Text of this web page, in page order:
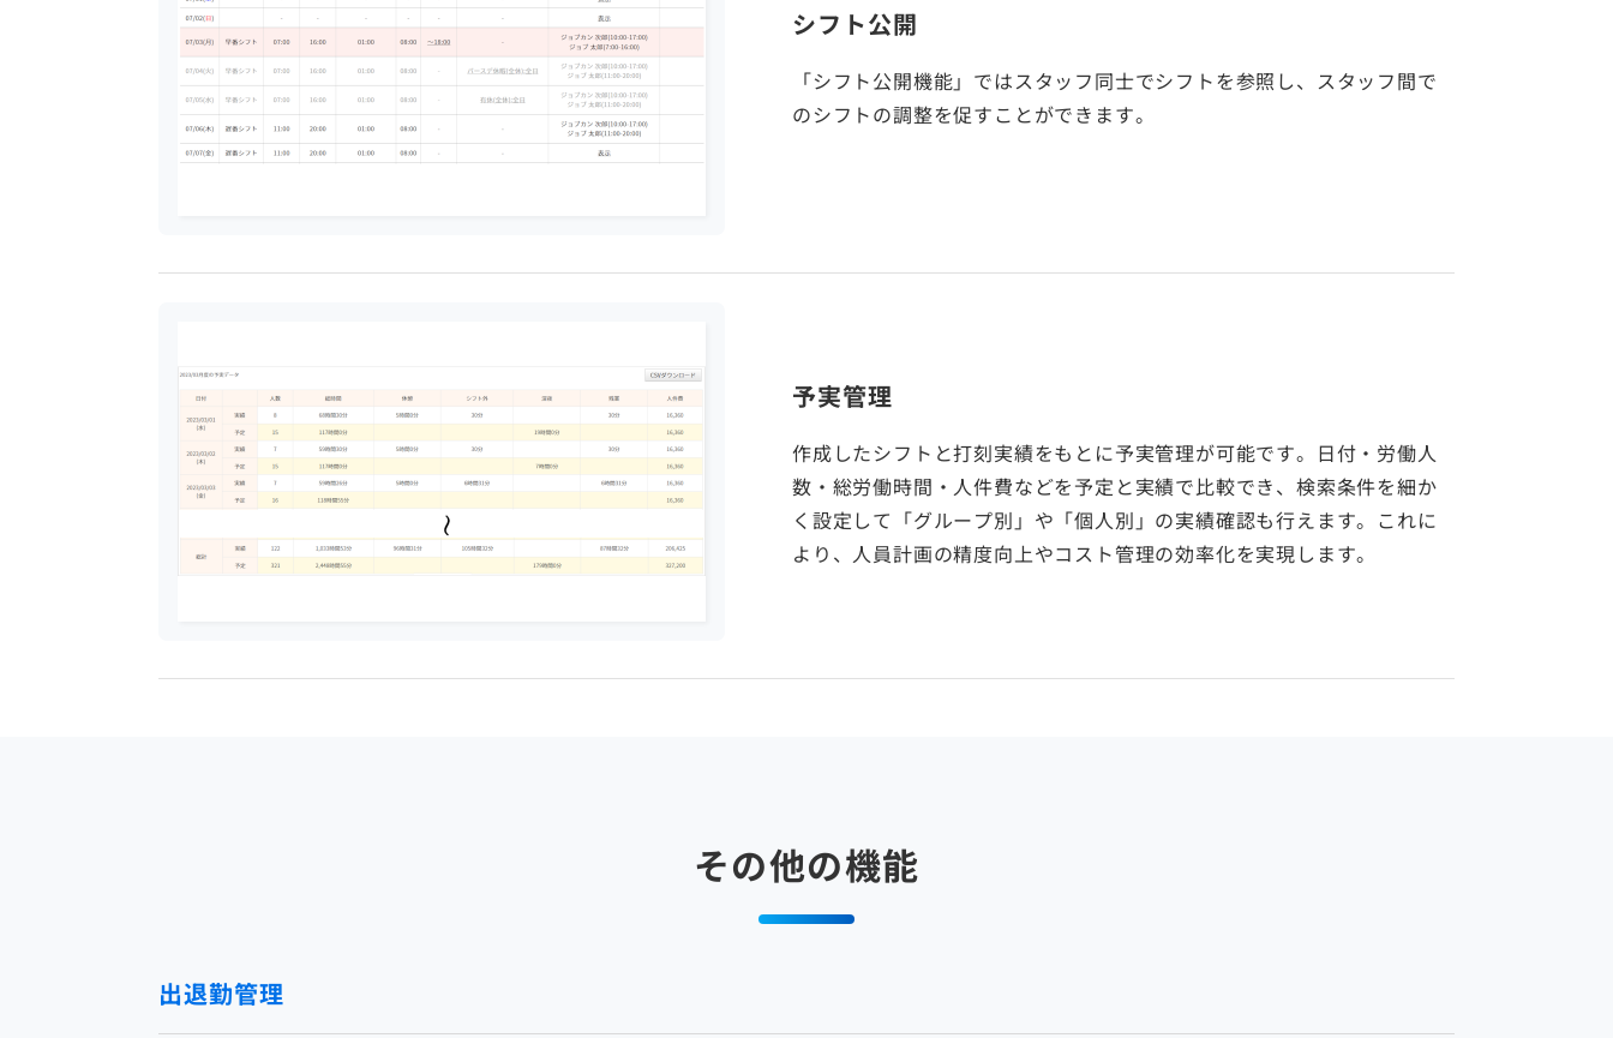
シフト公開
「シフト公開機能」ではスタッフ同士でシフトを参照し、スタッフ間で
のシフトの調整を促すことができます。
予実管理
作成したシフトと打刻実績をもとに予実管理が可能です。日付・労働人
数・総労働時間・人件費などを予定と実績で比較でき、検索条件を細か
く設定して「グループ別」や「個人別」の実績確認も行えます。これに
より、人員計画の精度向上やコスト管理の効率化を実現します。
その他の機能
出退勤管理